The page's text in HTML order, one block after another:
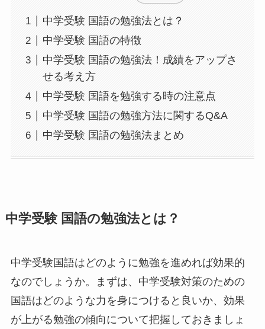
中学受験 国語の勉強法とは？
中学受験 国語の特徴
中学受験 国語の勉強法！成績をアップさ
せる考え方
中学受験 国語を勉強する時の注意点
中学受験 国語の勉強方法に関するQ&A
中学受験 国語の勉強法まとめ
中学受験 国語の勉強法とは？
中学受験国語はどのように勉強を進めれば効果的
なのでしょうか。まずは、中学受験対策のための
国語はどのような力を身につけると良いか、効果
が上がる勉強の傾向について把握しておきましょ